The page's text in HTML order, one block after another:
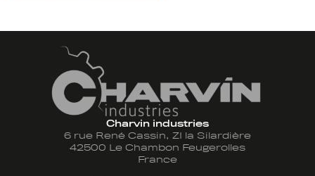
Charvin industries
6 rue René Cassin, ZI la Silardière
42500 Le Chambon Feugerolles
France